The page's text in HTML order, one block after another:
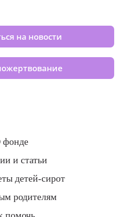
на новости
и статьи
детей-сирот
родителям